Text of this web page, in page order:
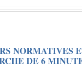
NORMATIVES
DE 6